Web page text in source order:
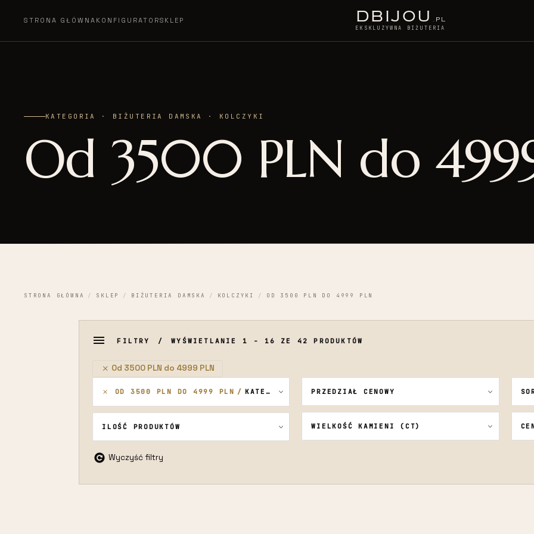
STRONA GŁÓWNA KONFIGURATORSKLEP D BIJOU .PL
EKSKLUZYWNA BIŻUTERIA
KATEGORIA · BIŻUTERIA DAMSKA · KOLCZYKI
Od 3500 PLN do
STRONA GŁÓWNA / SKLEP / BIŻUTERIA DAMSKA / KOLCZYKI / OD 3500 PLN DO 4999 PLN
FILTRY WYŚWIETLANIE 1 - 16 ZE 42 PRODUKTÓW
Od 3500 PLN do 4999 PLN
OD 3500 PLN DO 4999 PLN KATEGORIE PRZEDZIAŁ CENOWY
WIELKOŚĆ KAMIENI (CT)
ILOŚĆ PRODUKTÓW
Wyczyść filtry